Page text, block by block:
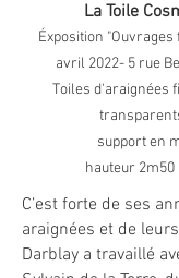
La Toile
Éxposition
avril 2022- 5 rue
Toiles d'araignées
support en
hauteur
C’est forte de ses
araignées et de
Darblay a travaillé